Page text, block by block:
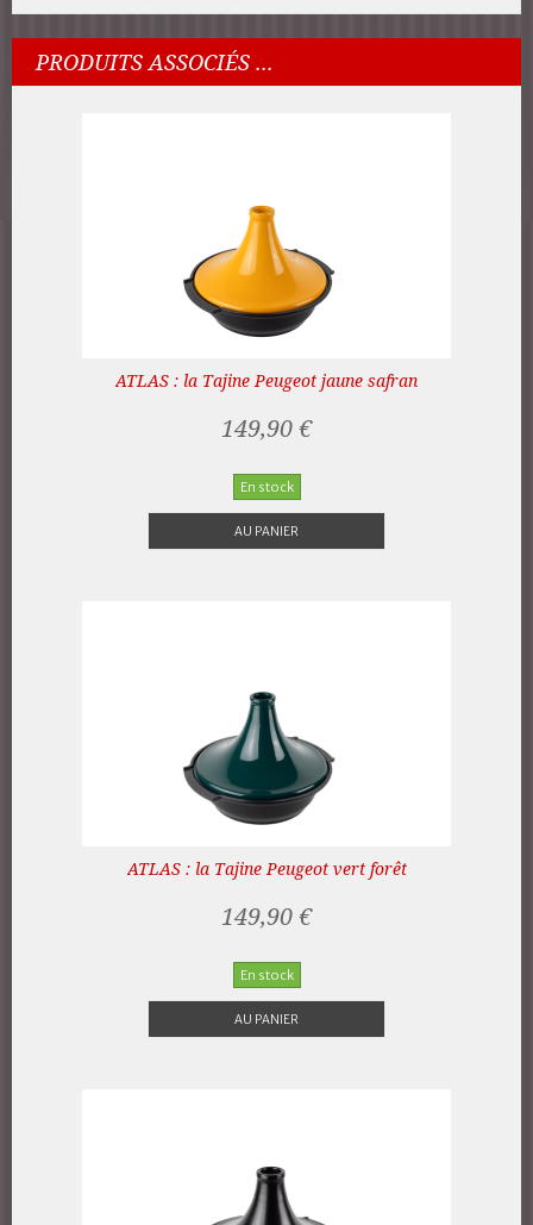
PRODUITS ASSOCIÉS ...
ATLAS : la Tajine Peugeot jaune safran
149,90 €
En stock
AU PANIER
ATLAS : la Tajine Peugeot vert forêt
149,90 €
En stock
AU PANIER